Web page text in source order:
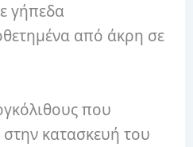
γήπεδα
από άκρη σε
που
κατασκευή του